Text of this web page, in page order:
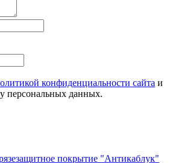
конфиденциальности сайта и
персональных данных.